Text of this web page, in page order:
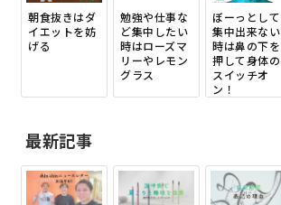
朝食抜きはダ
イエットを妨
げる
勉強や仕事な
ど集中したい
時はローズマ
リーやレモン
グラス
ぼーっとして
集中出来ない
時は鼻の下を
押して身体の
スイッチオ
ン！
最新記事